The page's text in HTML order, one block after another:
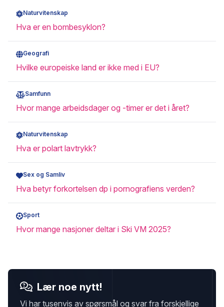
Naturvitenskap
Hva er en bombesyklon?
Geografi
Hvilke europeiske land er ikke med i EU?
Samfunn
Hvor mange arbeidsdager og -timer er det i året?
Naturvitenskap
Hva er polart lavtrykk?
Sex og Samliv
Hva betyr forkortelsen dp i pornografiens verden?
Sport
Hvor mange nasjoner deltar i Ski VM 2025?
Lær noe nytt!
Vi har tusenvis av spørsmål og svar fra forskjellige